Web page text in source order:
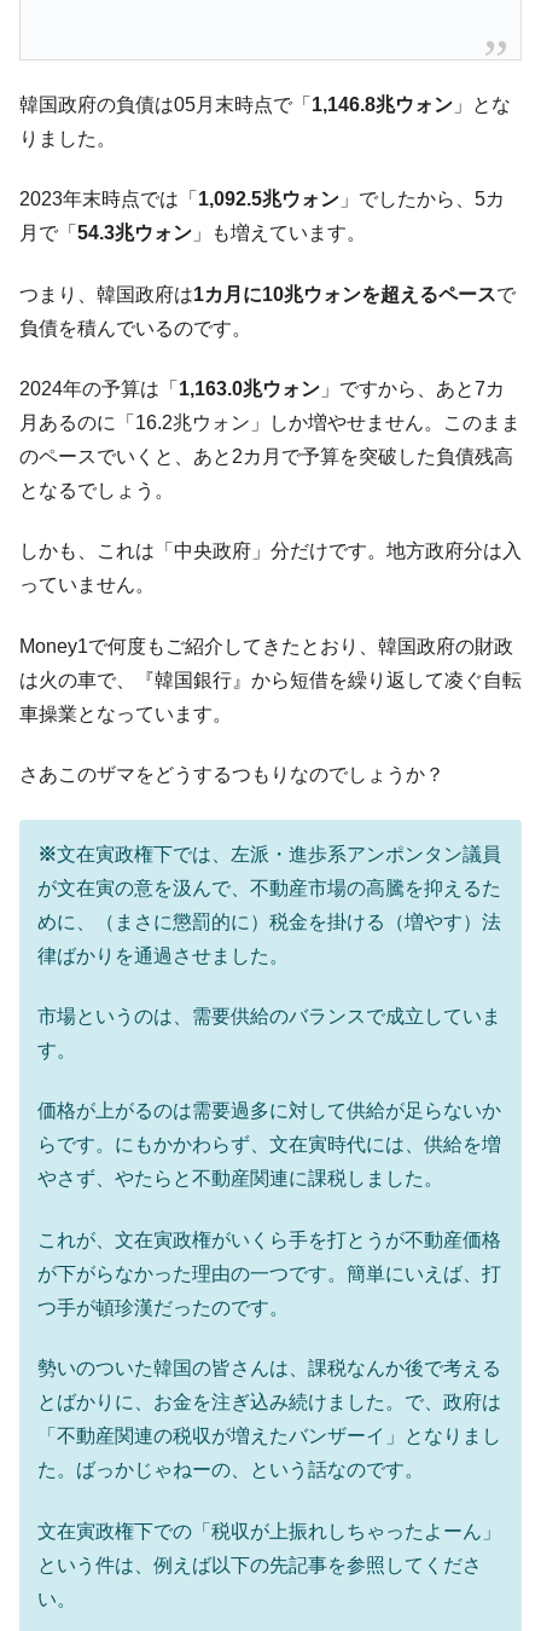
韓国政府の負債は05月末時点で「 1,146.8兆ウォン 」とな
りました。
2023年末時点では「 1,092.5兆ウォン 」でしたから、5カ
月で「 54.3兆ウォン 」も増えています。
つまり、韓国政府は1カ月に10兆ウォンを超えるペースで
負債を積んでいるのです。
2024年の予算は「 1,163.0兆ウォン 」ですから、あと7カ
月あるのに「16.2兆ウォン」しか増やせません。このまま
のペースでいくと、あと2カ月で予算を突破した負債残高
となるでしょう。
しかも、これは「中央政府」分だけです。地方政府分は入
っていません。
Money1で何度もご紹介してきたとおり、韓国政府の財政
は火の車で、『韓国銀行』から短借を繰り返して凌ぐ自転
車操業となっています。
さあこのザマをどうするつもりなのでしょうか？
※文在寅政権下では、左派・進歩系アンポンタン議員
が文在寅の意を汲んで、不動産市場の高騰を抑えるた
めに、（まさに懲罰的に）税金を掛ける（増やす）法
律ばかりを通過させました。
市場というのは、需要供給のバランスで成立していま
す。
価格が上がるのは需要過多に対して供給が足らないか
らです。にもかかわらず、文在寅時代には、供給を増
やさず、やたらと不動産関連に課税しました。
これが、文在寅政権がいくら手を打とうが不動産価格
が下がらなかった理由の一つです。簡単にいえば、打
つ手が頓珍漢だったのです。
勢いのついた韓国の皆さんは、課税なんか後で考える
とばかりに、お金を注ぎ込み続けました。で、政府は
「不動産関連の税収が増えたバンザーイ」となりまし
た。ばっかじゃねーの、という話なのです。
文在寅政権下での「税収が上振れしちゃったよーん」
という件は、例えば以下の先記事を参照してくださ
い。